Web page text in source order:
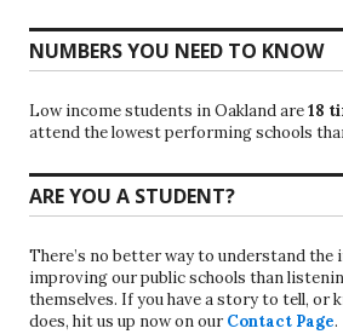
NUMBERS YOU NEED TO KNOW
Low income students in Oakland are18
attend the lowest performing schools
ARE YOU A STUDENT?
There’s no better way to understand the
improving our public schools than
themselves. If you have a story to tell, or
does, hit us up now on our Contact Page.